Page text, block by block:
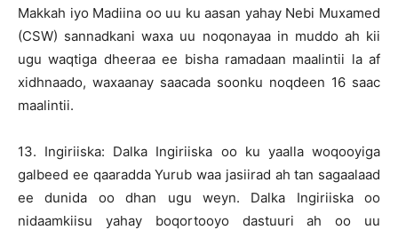
Makkah iyo Madiina oo uu ku aasan yahay Nebi Muxamed
(CSW) sannadkani waxa uu noqonayaa in muddo ah kii
ugu waqtiga dheeraa ee bisha ramadaan maalintii la af
xidhnaado, waxaanay saacada soonku noqdeen 16 saac
maalintii.
13. Ingiriiska: Dalka Ingiriiska oo ku yaalla woqooyiga
galbeed ee qaaradda Yurub waa jasiirad ah tan sagaalaad
ee dunida oo dhan ugu weyn. Dalka Ingiriiska oo
nidaamkiisu yahay boqortooyo dastuuri ah oo uu